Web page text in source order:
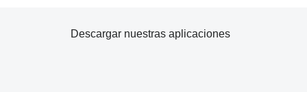
Descargar nuestras aplicaciones